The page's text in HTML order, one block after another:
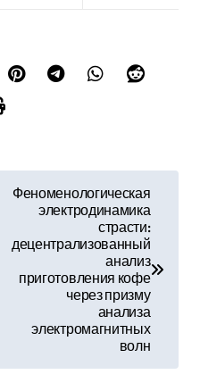
Феноменологическая
электродинамика
страсти:
децентрализованный
анализ
приготовления кофе
через призму
анализа
электромагнитных
волн